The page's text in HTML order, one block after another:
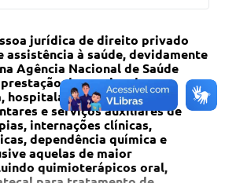
jurídica de direito privado
assistência à saúde, devidamente
Agência Nacional de Saúde
do serviço de
hospitalar e ambulatorial,
e serviços auxiliares de
internações clínicas,
dependência química e
aquelas de maior
quimioterápicos oral,